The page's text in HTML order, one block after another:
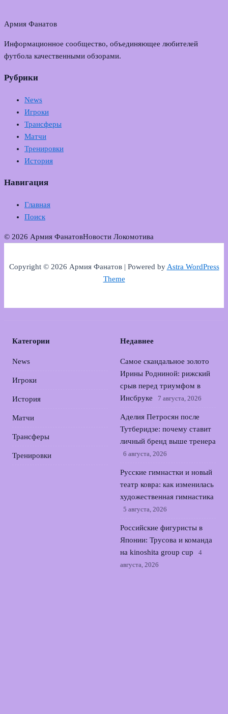
Армия Фанатов
Информационное сообщество, объединяющее любителей
футбола качественными обзорами.
Рубрики
News
Игроки
Трансферы
Матчи
Тренировки
История
Навигация
Главная
Поиск
© 2026 Армия ФанатовНовости Локомотива
Copyright © 2026 Армия Фанатов | Powered byAstra WordPress
Theme
Категории
News
Игроки
История
Матчи
Трансферы
Тренировки
Недавнее
Самое скандальное золото
Ирины Родниной: рижский
срыв перед триумфом в
Инсбруке
7 августа, 2026
Аделия Петросян после
Тутберидзе: почему ставит
личный бренд выше тренера
6 августа, 2026
Русские гимнастки и новый
театр ковра: как изменилась
художественная гимнастика
5 августа, 2026
Российские фигуристы в
Японии: Трусова и команда
на kinoshita group cup
4
августа, 2026